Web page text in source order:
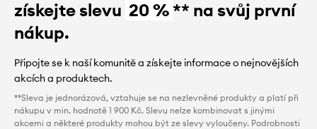
získejte slevu 20 %** na svůj první
nákup.
Připojte se k naší komunitě a získejte informace o nejnovějších
akcích a produktech.
**Sleva je jednorázová, vztahuje se na nezlevněné produkty a platí při
nákupu v min. hodnotě 1 900 Kč. Slevu nelze kombinovat s jinými
akcemi a některé produkty mohou být ze slevy vyloučeny. Podrobnosti